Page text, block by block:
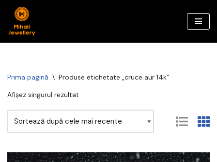
Sari
la
Prima pagină \ Produse etichetate „cruce aur 14k”
Afișez singurul rezultat